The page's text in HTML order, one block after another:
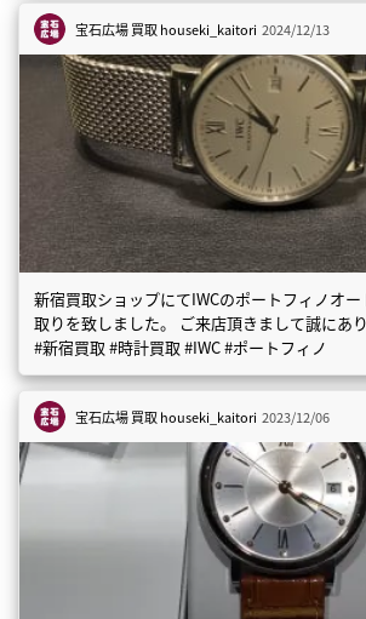
宝石広場 買取houseki_kaitori 2024/12/13
新宿買取ショップにてIWCのポートフィノオ
取りを致しました。 ご来店頂きまして誠にあ
#新宿買取 #時計買取 #IWC #ポートフィノ
宝石広場 買取houseki_kaitori 2023/12/06